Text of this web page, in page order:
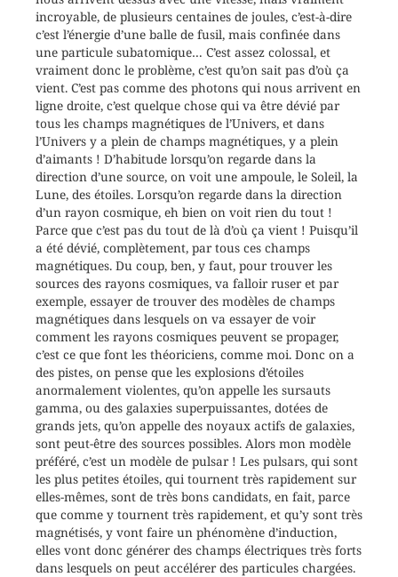
incroyable, de plusieurs centaines de joules, c’est-à-dire
c’est l’énergie d’une balle de fusil, mais confinée dans
une particule subatomique… C’est assez colossal, et
vraiment donc le problème, c’est qu’on sait pas d’où ça
vient. C’est pas comme des photons qui nous arrivent en
ligne droite, c’est quelque chose qui va être dévié par
tous les champs magnétiques de l’Univers, et dans
l’Univers y a plein de champs magnétiques, y a plein
d’aimants ! D’habitude lorsqu’on regarde dans la
direction d’une source, on voit une ampoule, le Soleil, la
Lune, des étoiles. Lorsqu’on regarde dans la direction
d’un rayon cosmique, eh bien on voit rien du tout !
Parce que c’est pas du tout de là d’où ça vient ! Puisqu’il
a été dévié, complètement, par tous ces champs
magnétiques. Du coup, ben, y faut, pour trouver les
sources des rayons cosmiques, va falloir ruser et par
exemple, essayer de trouver des modèles de champs
magnétiques dans lesquels on va essayer de voir
comment les rayons cosmiques peuvent se propager,
c’est ce que font les théoriciens, comme moi. Donc on a
des pistes, on pense que les explosions d’étoiles
anormalement violentes, qu’on appelle les sursauts
gamma, ou des galaxies superpuissantes, dotées de
grands jets, qu’on appelle des noyaux actifs de galaxies,
sont peut-être des sources possibles. Alors mon modèle
préféré, c’est un modèle de pulsar ! Les pulsars, qui sont
les plus petites étoiles, qui tournent très rapidement sur
elles-mêmes, sont de très bons candidats, en fait, parce
que comme y tournent très rapidement, et qu’y sont très
magnétisés, y vont faire un phénomène d’induction,
elles vont donc générer des champs électriques très forts
dans lesquels on peut accélérer des particules chargées.